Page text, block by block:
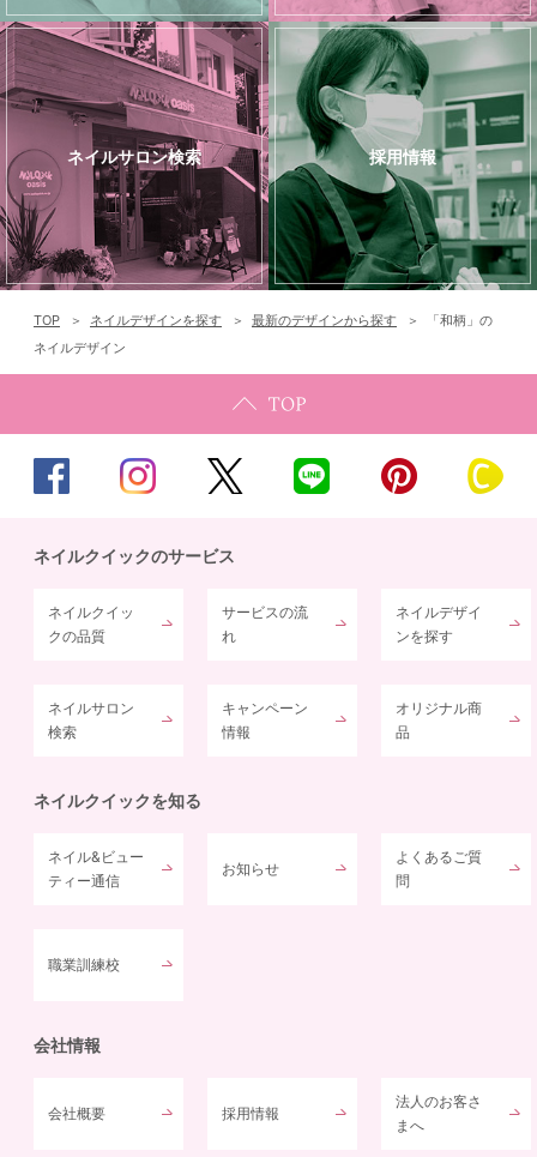
ネイルサロン検索 採用情報
TOP ネイルデザインを探す 最新のデザインから探す
「和柄」の
ネイルデザイン
ネイルクイックのサービス
ネイルクイッ
クの品質
サービスの流
れ
ネイルデザイ
ンを探す
ネイルサロン
検索
キャンペーン
情報
オリジナル商
品
ネイルクイックを知る
ネイル&ビュー
ティー通信
お知らせ
よくあるご質
問
職業訓練校
会社情報
会社概要 採用情報
法人のお客さ
まへ